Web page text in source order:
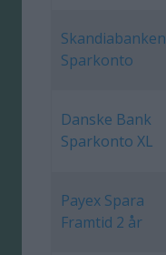
Skandiabanken
Sparkonto
Danske Bank
Sparkonto XL
Payex Spara
Framtid 2 år